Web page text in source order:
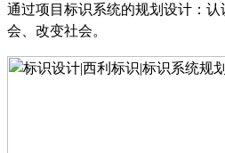
通过项目标识系统的规划设计 ： 认
会
改变社会。